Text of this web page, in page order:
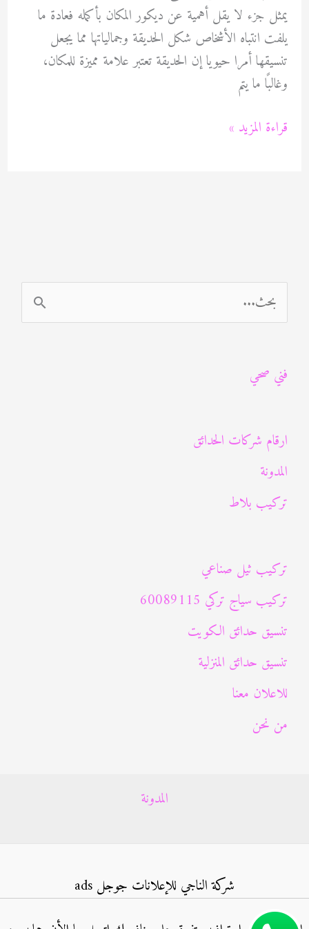
يمثل جزء لا يقل أهمية عن ديكور المكان بأكمله فعادة ما
يلفت انتباه الأشخاص شكل الحديقة وجمالياتها مما يجعل
تنسيقها أمرا حيويا إن الحديقة تعتبر علامة مميزة للمكان،
وغالبًا ما يتم
افضل
قراءة المزيد »
ل
ح
ع
ن
فني صحي
ارقام شركات الحدائق
المدونة
تركيب بلاط
تركيب ثيل صناعي
تركيب سياج تركي 60089115
تنسيق حدائق الكويت
تنسيق حدائق المنزلية
للاعلان معنا
من نحن
المدونة
شركة الناجي للإعلانات جوجل ads